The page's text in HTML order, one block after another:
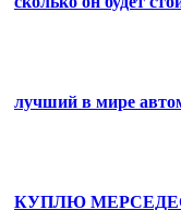
лучший в мире
КУПЛЮ